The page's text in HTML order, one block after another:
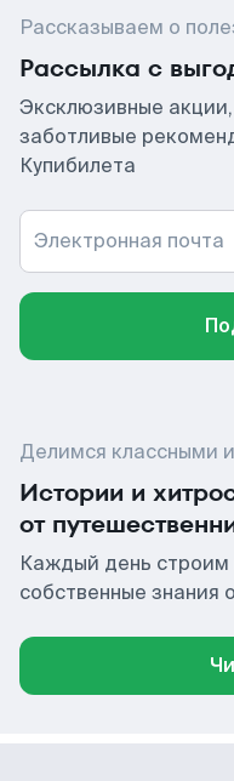
Рассказываем о
Рассылка с
Эксклюзивные
заботливые
Купибилета
Электронная почта
Делимся классными
Истории и
от
Каждый день строим
собственные знания